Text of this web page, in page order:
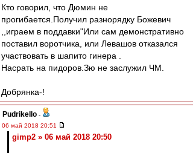
Кто говорил, что Дюмин не
прогибается.Получил разнорядку Божевич
,,играем в поддавки"Или сам демонстративно
поставил воротчика, или Левашов отказался
участвовать в шапито гинера .
Насрать на пидоров.Зю не заслужил ЧМ.
Добрянка-!
Pudrikello -
06 май 2018 20:51
gimp2 » 06 май 2018 20:50